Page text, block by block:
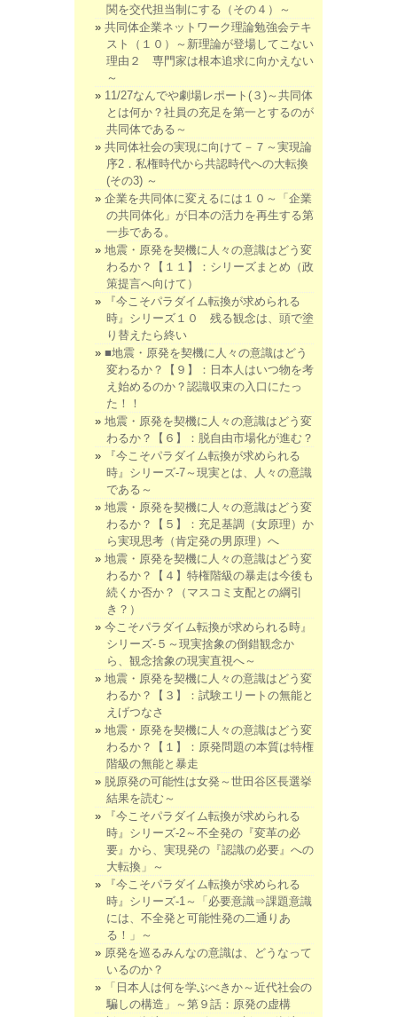
関を交代担当制にする（その４）～
共同体企業ネットワーク理論勉強会テキ
スト（１０）～新理論が登場してこない
理由２ 専門家は根本追求に向かえない
～
11/27なんでや劇場レポート(３)～共同体
とは何か？社員の充足を第一とするのが
共同体である～
共同体社会の実現に向けて－７～実現論
序2．私権時代から共認時代への大転換
(その3) ～
企業を共同体に変えるには１０～「企業
の共同体化」が日本の活力を再生する第
一歩である。
地震・原発を契機に人々の意識はどう変
わるか？【１１】：シリーズまとめ（政
策提言へ向けて）
『今こそパラダイム転換が求められる
時』シリーズ１０ 残る観念は、頭で塗
り替えたら終い
■地震・原発を契機に人々の意識はどう
変わるか？【９】：日本人はいつ物を考
え始めるのか？認識収束の入口にたっ
た！！
地震・原発を契機に人々の意識はどう変
わるか？【６】：脱自由市場化が進む？
『今こそパラダイム転換が求められる
時』シリーズ-7～現実とは、人々の意識
である～
地震・原発を契機に人々の意識はどう変
わるか？【５】：充足基調（女原理）か
ら実現思考（肯定発の男原理）へ
地震・原発を契機に人々の意識はどう変
わるか？【４】特権階級の暴走は今後も
続くか否か？（マスコミ支配との綱引
き？）
今こそパラダイム転換が求められる時』
シリーズ-５～現実捨象の倒錯観念か
ら、観念捨象の現実直視へ～
地震・原発を契機に人々の意識はどう変
わるか？【３】：試験エリートの無能と
えげつなさ
地震・原発を契機に人々の意識はどう変
わるか？【１】：原発問題の本質は特権
階級の無能と暴走
脱原発の可能性は女発～世田谷区長選挙
結果を読む～
『今こそパラダイム転換が求められる
時』シリーズ-2～不全発の『変革の必
要』から、実現発の『認識の必要』への
大転換」～
『今こそパラダイム転換が求められる
時』シリーズ-1～「必要意識⇒課題意識
には、不全発と可能性発の二通りあ
る！」～
原発を巡るみんなの意識は、どうなって
いるのか？
「日本人は何を学ぶべきか～近代社会の
騙しの構造」～第９話：原発の虚構